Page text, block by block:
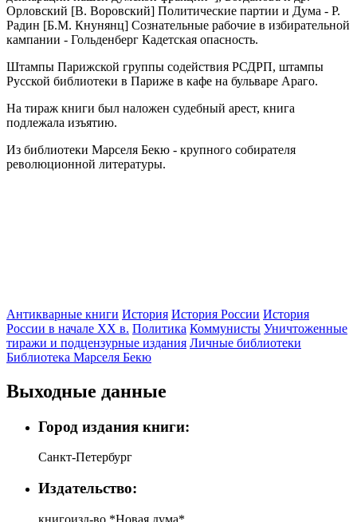
Орловский [В. Воровский] Политические партии и Дума - Р.
Радин [Б.М. Кнунянц] Сознательные рабочие в избирательной
кампании - Гольденберг Кадетская опасность.
Штампы Парижской группы содействия РСДРП, штампы
Русской библиотеки в Париже в кафе на бульваре Араго.
На тираж книги был наложен судебный арест, книга
подлежала изъятию.
Из библиотеки Марселя Бекю - крупного собирателя
революционной литературы.
Антикварные книги История История России История
России в начале XX в. Политика Коммунисты Уничтоженные
тиражи и подцензурные издания Личные библиотеки
Библиотека Марселя Бекю
Выходные данные
Город издания книги:
Санкт-Петербург
Издательство:
книгоизд-во *Новая дума*